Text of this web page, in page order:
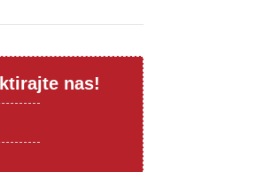
nas!